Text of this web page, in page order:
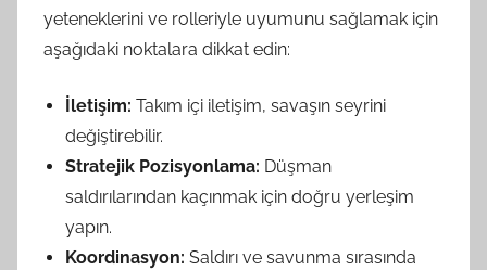
yeteneklerini ve rolleriyle uyumunu sağlamak için
aşağıdaki noktalara dikkat edin:
İletişim: Takım içi iletişim, savaşın seyrini
değiştirebilir.
Stratejik Pozisyonlama: Düşman
saldırılarından kaçınmak için doğru yerleşim
yapın.
Koordinasyon: Saldırı ve savunma sırasında